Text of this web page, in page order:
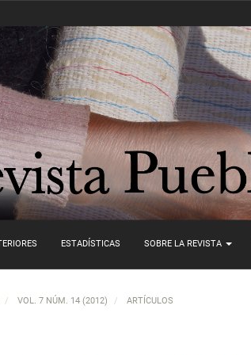
ESTADÍSTICAS SOBRE LA REVISTA
VOL. 7 NÚM. 14 (2012) ARTÍCULOS